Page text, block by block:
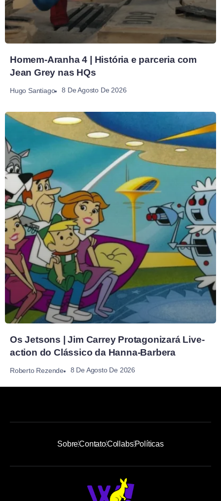
Homem-Aranha 4 | História e parceria com
Jean Grey nas HQs
Hugo Santiago 8 De Agosto De 2026
Os Jetsons | Jim Carrey Protagonizará Live-
action do Clássico da Hanna-Barbera
Roberto Rezende 8 De Agosto De 2026
SobreContatoCollabsPolíticas